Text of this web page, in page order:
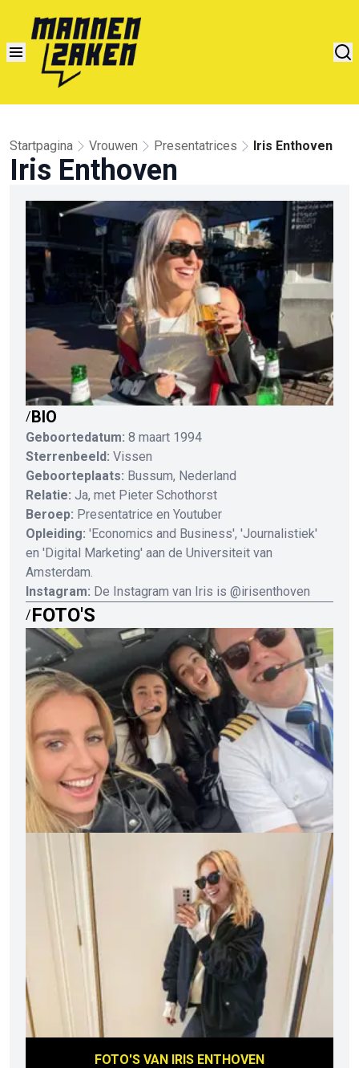
Startpagina Vrouwen Presentatrices Iris Enthoven
Iris Enthoven
/BIO
Geboortedatum: 8 maart 1994
Sterrenbeeld: Vissen
Geboorteplaats: Bussum, Nederland
Relatie: Ja, met Pieter Schothorst
Beroep: Presentatrice en Youtuber
Opleiding: 'Economics and Business', 'Journalistiek'
en 'Digital Marketing' aan de Universiteit van
Amsterdam.
Instagram: De Instagram van Iris is @irisenthoven
/FOTO'S
FOTO'S VAN IRIS ENTHOVEN